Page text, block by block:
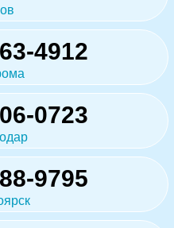
4912
0723
9795